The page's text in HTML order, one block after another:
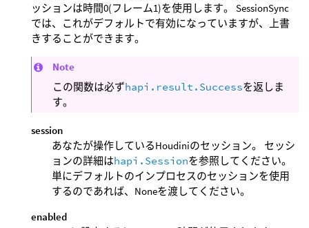
ッションは時間0(フレーム1)を使用します。 SessionSync
では、これがデフォルトで有効になっていますが、上書
きすることができます。
Note
この関数は必ずhapi.result.Successを返しま
す。
session
あなたが操作しているHoudiniのセッション。 セッシ
ョンの詳細はhapi.Sessionを参照してください。
単にデフォルトのインプロセスのセッションを使用
するのであれば、Noneを渡してください。
enabled